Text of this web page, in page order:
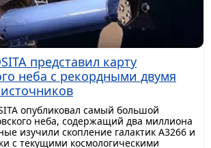
представил карту
неба с рекордными двумя
опубликовал самый большой
неба, содержащий два миллиона
изучили скопление галактик A3266 и
с текущими космологическими